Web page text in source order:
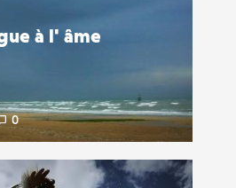
à l' âme
0